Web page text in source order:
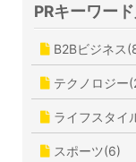
PRキーワード
B2Bビジネス
テクノロジー
ライフスタイ
スポーツ(6)